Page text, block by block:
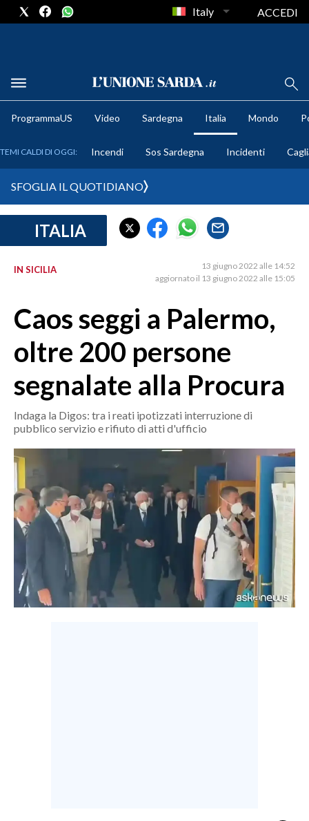
METEO
CRONACA SARDEGNA
PROVINCIA DI CAGLIARI
MEDIO CAMPIDANO
ORISTANO E PROVINCIA
SASSARI E PROVINCIA
NUORO E PROVINCIA
OGLIASTRA
CRONACA
ITALIA
MONDO
ECONOMIA
Italy ACCEDI
ProgrammaUS Video Sardegna Italia Mondo
TEMI CALDI DI OGGI: Incendi Sos Sardegna Incidenti
SFOGLIA IL QUOTIDIANO
ITALIA
IN SICILIA
13 giugno 2022 alle 14:52
aggiornato il 13 giugno 2022 alle 15:05
Caos seggi a Palermo,
oltre 200 persone
segnalate alla Procura
Indaga la Digos: tra i reati ipotizzati interruzione di
pubblico servizio e rifiuto di atti d'ufficio